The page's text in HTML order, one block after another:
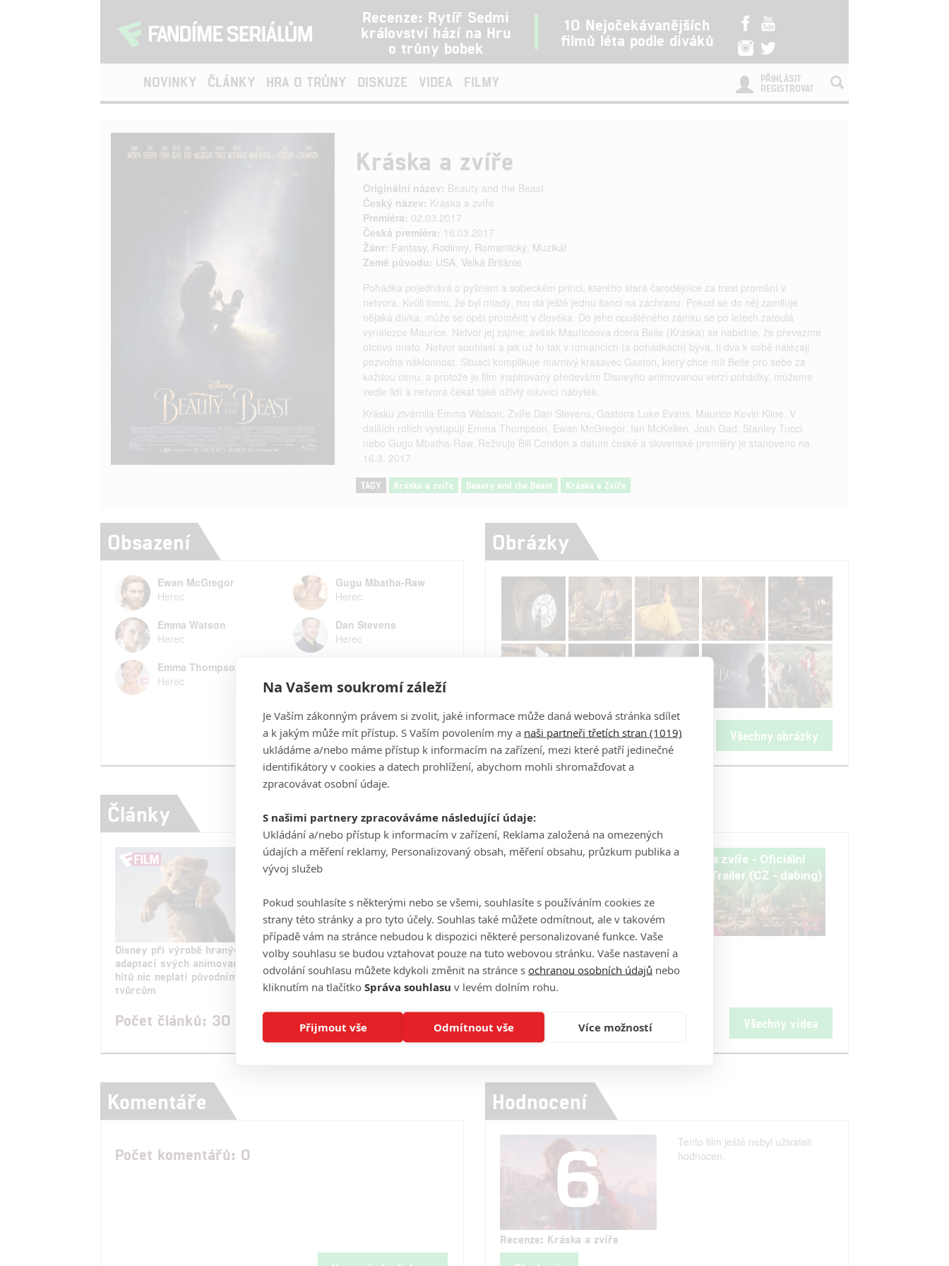
Recenze: Rytíř Sedmi
království hází na Hru
o trůny bobek
10 Nejočekávanějších
filmů léta podle diváků
NOVINKY ČLÁNKY HRA O TRŮNY DISKUZE VIDEA FILMY
PŘIHLÁSIT
REGISTROVAT
Kráska a zvíře
Originální název: Beauty and the Beast
Český název: Kráska a zvíře
Premiéra: 02.03.2017
Česká premiéra: 16.03.2017
Žánr: Fantasy, Rodinný, Romantický, Muzikál
Země původu: USA, Velká Británie
Pohádka pojednává o pyšném a sobeckém princi, kterého stará čarodějnice za trest promění v
netvora. Kvůli tomu, že byl mladý, mu dá ještě jednu šanci na záchranu. Pokud se do něj zamiluje
nějaká dívka, může se opět proměnit v člověka. Do jeho opuštěného zámku se po letech zatoulá
vynálezce Maurice. Netvor jej zajme, avšak Mauriceova dcera Belle (Kráska) se nabídne, že převezme
otcovo místo. Netvor souhlasí a jak už to tak v romancích (a pohádkách) bývá, ti dva k sobě nalézají
pozvolna náklonnost. Situaci komplikuje marnivý krasavec Gaston, který chce mít Belle pro sebe za
každou cenu, a protože je film inspirovaný především Disneyho animovanou verzí pohádky, můžeme
vedle lidí a netvora čekat také oživlý mluvící nábytek.
Krásku ztvárnila Emma Watson, Zvíře Dan Stevens, Gastona Luke Evans, Maurice Kevin Kline. V
dalších rolích vystupují Emma Thompson, Ewan McGregor, Ian McKellen, Josh Gad, Stanley Tucci
nebo Gugu Mbatha-Raw. Režíruje Bill Condon a datum české a slovenské premiéry je stanoveno na
16.3. 2017.
TAGY Kráska a zvíře Beauty and the Beast Kráska a Zvíře
Obsazení
Ewan McGregor
Herec
Gugu Mbatha-Raw
Herec
Emma Watson
Herec
Dan Stevens
Herec
Emma Thompson
Herec
Herec
Celé obsazení
Obrázky
Počet obrázků: 28 Všechny obrázky
Články
Disney při výrobě hraných
adaptací svých animovaných
hitů nic neplatí původním
tvůrcům
Kráska a zvíře se dočká
prequelu o ústředním
padouchovi s tváří Luka Evanse
Počet článků: 30
Videa
Kráska a zvíře - Oficiální
Kráska a zvíře - Oficiální
Finální Trailer (CZ - dabing)
Počet videií: 5
Všechny videa
Komentáře
Počet komentářů: 0
Hodnocení
6
Recenze: Kráska a zvíře
Tento film ještě nebyl uživateli
hodnocen.
Na Vašem soukromí záleží
Je Vaším zákonným právem si zvolit, jaké informace může daná webová stránka sdílet
a k jakým může mít přístup. S Vaším povolením my a naši partneři třetích stran (1019)
ukládáme a/nebo máme přístup k informacím na zařízení, mezi které patří jedinečné
identifikátory v cookies a datech prohlížení, abychom mohli shromažďovat a
zpracovávat osobní údaje.
S našimi partnery zpracováváme následující údaje:
Ukládání a/nebo přístup k informacím v zařízení, Reklama založená na omezených
údajích a měření reklamy, Personalizovaný obsah, měření obsahu, průzkum publika a
vývoj služeb
Pokud souhlasíte s některými nebo se všemi, souhlasíte s používáním cookies ze
strany této stránky a pro tyto účely. Souhlas také můžete odmítnout, ale v takovém
případě vám na stránce nebudou k dispozici některé personalizované funkce. Vaše
volby souhlasu se budou vztahovat pouze na tuto webovou stránku. Vaše nastavení a
odvolání souhlasu můžete kdykoli změnit na stránce s ochranou osobních údajů nebo
kliknutím na tlačítko Správa souhlasu v levém dolním rohu.
Přijmout vše Odmítnout vše Více možností